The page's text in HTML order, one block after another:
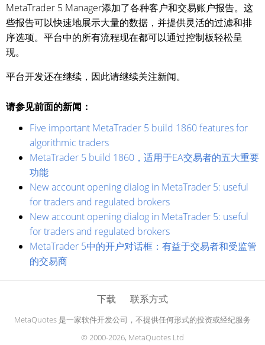
MetaTrader 5 Manager添加了各种客户和交易账户报告。这
些报告可以快速地展示大量的数据，并提供灵活的过滤和排
序选项。平台中的所有流程现在都可以通过控制板轻松呈
现。
平台开发还在继续，因此请继续关注新闻。
请参见前面的新闻：
Five important MetaTrader 5 build 1860 features for
algorithmic traders
MetaTrader 5 build 1860，适用于EA交易者的五大重要
功能
New account opening dialog in MetaTrader 5: useful
for traders and regulated brokers
New account opening dialog in MetaTrader 5: useful
for traders and regulated brokers
MetaTrader 5中的开户对话框：有益于交易者和受监管
的交易商
下载 联系方式
MetaQuotes 是一家软件开发公司，不提供任何形式的投资或经纪服务
© 2000-2026, MetaQuotes Ltd